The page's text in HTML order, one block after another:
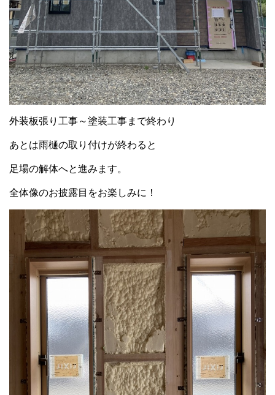
外装板張り工事～塗装工事まで終わり
あとは雨樋の取り付けが終わると
足場の解体へと進みます。
全体像のお披露目をお楽しみに！